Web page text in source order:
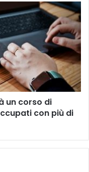
un corso di
con più di